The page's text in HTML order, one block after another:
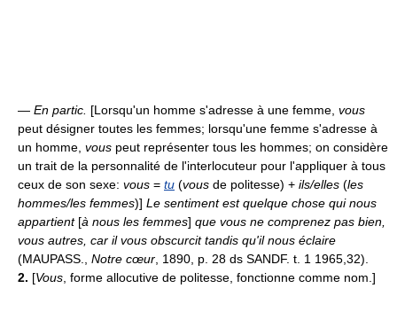
— En partic. [Lorsqu'un homme s'adresse à une femme, vous
peut désigner toutes les femmes; lorsqu'une femme s'adresse à
un homme, vous peut représenter tous les hommes; on considère
un trait de la personnalité de l'interlocuteur pour l'appliquer à tous
ceux de son sexe: vous = tu (vous de politesse) + ils/elles (les
hommes/les femmes)] Le sentiment est quelque chose qui nous
appartient [à nous les femmes] que vous ne comprenez pas bien,
vous autres, car il vous obscurcit tandis qu'il nous éclaire
(MAUPASS., Notre cœur , 1890, p. 28 ds SANDF. t. 1 1965,32).
2. [Vous , forme allocutive de politesse, fonctionne comme nom.]